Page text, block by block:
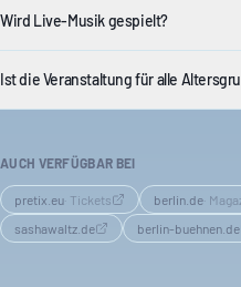
Wird Live-Musik gespielt?
Ist die Veranstaltung für alle
AUCH VERFÜGBAR BEI
pretix.eu· Tickets berlin.de·
sashawaltz.de
berlin-buehnen.de